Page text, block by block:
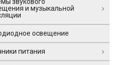
звукового
и музыкальной
освещение
питания